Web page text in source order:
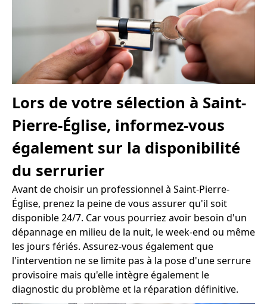
Lors de votre sélection à Saint-
Pierre-Église, informez-vous
également sur la disponibilité
du serrurier
Avant de choisir un professionnel à Saint-Pierre-
Église, prenez la peine de vous assurer qu'il soit
disponible 24/7. Car vous pourriez avoir besoin d'un
dépannage en milieu de la nuit, le week-end ou même
les jours fériés. Assurez-vous également que
l'intervention ne se limite pas à la pose d'une serrure
provisoire mais qu'elle intègre également le
diagnostic du problème et la réparation définitive.